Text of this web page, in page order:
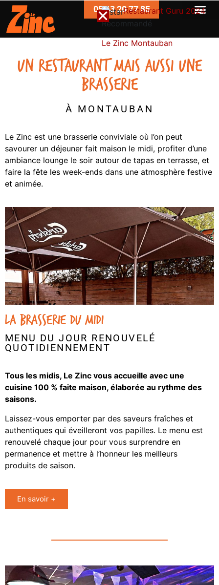
05 63 20 77 85
UN RESTAURANT MAIS AUSSI UNE
BRASSERIE
À MONTAUBAN
Le Zinc est une brasserie conviviale où l’on peut
savourer un déjeuner fait maison le midi, profiter d’une
ambiance lounge le soir autour de tapas en terrasse, et
faire la fête les week-ends dans une atmosphère festive
et animée.
LA BRASSERIE DU MIDI
MENU DU JOUR RENOUVELÉ
QUOTIDIENNEMENT
Tous les midis, Le Zinc vous accueille avec une
cuisine 100 % faite maison, élaborée au rythme des
saisons.
Laissez-vous emporter par des saveurs fraîches et
authentiques qui éveilleront vos papilles. Le menu est
renouvelé chaque jour pour vous surprendre en
permanence et mettre à l’honneur les meilleurs
produits de saison.
En savoir +
Restaurant Guru 2024
Recommandé
Le Zinc Montauban